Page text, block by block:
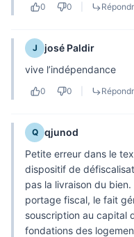
0 0
J josé Paldir
vive l’indépendance
0 0
Q qjunod
Petite erreur dans le
dispositif de
pas la livraison du bien.
portage fiscal, le fait
souscription au capital
fondations des